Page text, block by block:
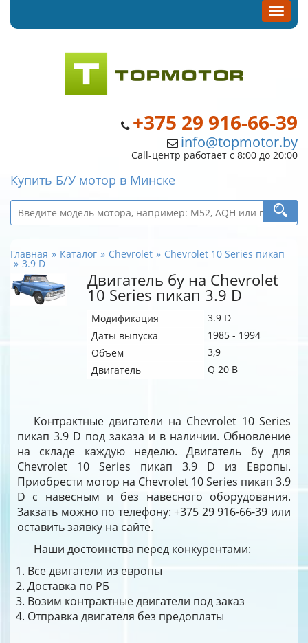
+375 29 916-66-39
info@topmotor.by
Call-центр работает с 8:00 до 20:00
Купить Б/У мотор в Минске
Главная Каталог Chevrolet Chevrolet 10 Series пикап
3.9 D
Двигатель бу на Chevrolet
10 Series пикап 3.9 D
Модификация
3.9 D
Даты выпуска
1985 - 1994
Объем
3,9
Двигатель
Q 20 B
Контрактные двигатели на Chevrolet 10 Series
пикап 3.9 D под заказа и в наличии. Обновление
на складе каждую неделю. Двигатель бу для
Chevrolet 10 Series пикап 3.9 D из Европы.
Приобрести мотор на Chevrolet 10 Series пикап 3.9
D с навесным и без навесного оборудования.
Закзать можно по телефону: +375 29 916-66-39 или
оставить заявку на сайте.
Наши достоинства перед конкурентами:
Все двигатели из европы
Доставка по РБ
Возим контрактные двигатели под заказ
Отправка двигателя без предоплаты